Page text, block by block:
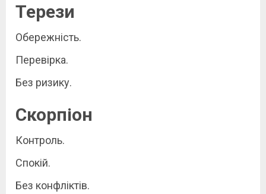
Терези
Обережність.
Перевірка.
Без ризику.
Скорпіон
Контроль.
Спокій.
Без конфліктів.